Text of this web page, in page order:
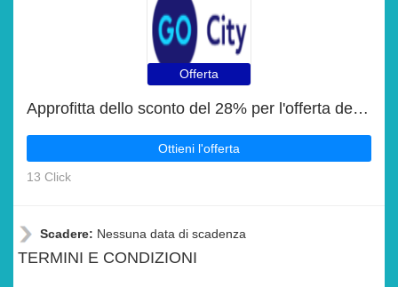
Offerta
Approfitta dello sconto del 28% per l'offerta del giorno di Gocity
Ottieni l'offerta
13 Click
Scadere: Nessuna data di scadenza
TERMINI E CONDIZIONI